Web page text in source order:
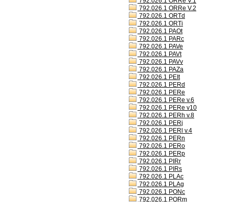
792.026.1 ORRe V.2
792.026.1 ORTd
792.026.1 ORTi
792.026.1 PAOt
792.026.1 PARc
792.026.1 PAVe
792.026.1 PAVt
792.026.1 PAVv
792.026.1 PAZa
792.026.1 PEIt
792.026.1 PERd
792.026.1 PERe
792.026.1 PERe v.6
792.026.1 PERe v10
792.026.1 PERh v.8
792.026.1 PERj
792.026.1 PERl v.4
792.026.1 PERn
792.026.1 PERo
792.026.1 PERp
792.026.1 PIRr
792.026.1 PIRs
792.026.1 PLAc
792.026.1 PLAg
792.026.1 PONc
792.026.1 PORm